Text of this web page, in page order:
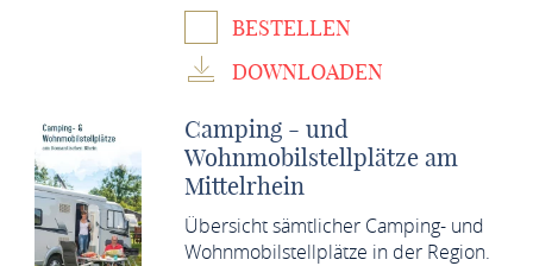
BESTELLEN
DOWNLOADEN
Camping - und
Wohnmobilstellplätze am
Mittelrhein
Übersicht sämtlicher Camping- und
Wohnmobilstellplätze in der Region.